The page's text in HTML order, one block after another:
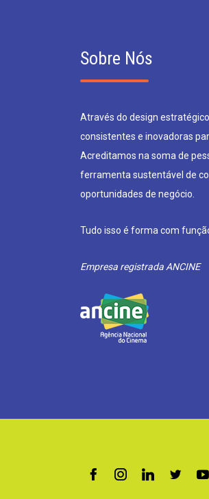
Sobre Nós
Através do design
consistentes e inovadoras
Acreditamos na soma de
ferramenta sustentável de
oportunidades de negócio.
Tudo isso é forma com
Empresa registrada ANCINE